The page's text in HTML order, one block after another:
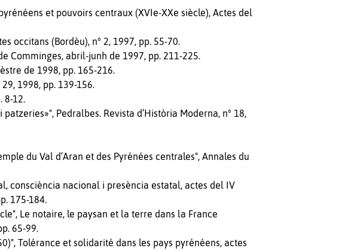
et pouvoirs centraux (XVIe-XXe siècle), Actes del
occitans (Bordèu), n° 2, 1997, pp. 55-70.
Comminges, abril-junh de 1997, pp. 211-225.
de 1998, pp. 165-216.
1998, pp. 139-156.
8-12.
Pedralbes. Revista d’Història Moderna, n° 18,
du Val d’Aran et des Pyrénées centrales", Annales du
consciència nacional i presència estatal, actes del IV
175-184.
Le notaire, le paysan et la terre dans la France
65-99.
Tolérance et solidarité dans les pays pyrénéens, actes